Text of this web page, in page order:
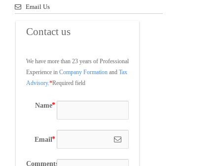
Email Us
Contact us
We have more than 23 years of Professional
Experience in Company Formation and Tax
Advisory.*Required field
Name
Email
Comments